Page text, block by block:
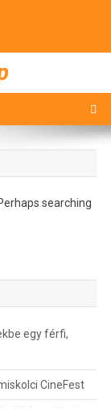
searching
egy férfi,
CineFest